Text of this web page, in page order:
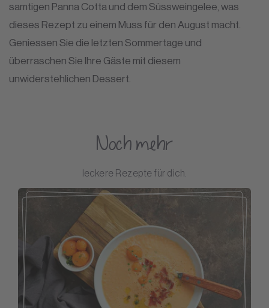
samtigen Panna Cotta und dem Süssweingelee, was
dieses Rezept zu einem Muss für den August macht.
Geniessen Sie die letzten Sommertage und
überraschen Sie Ihre Gäste mit diesem
unwiderstehlichen Dessert.
Noch mehr
leckere Rezepte für dich.